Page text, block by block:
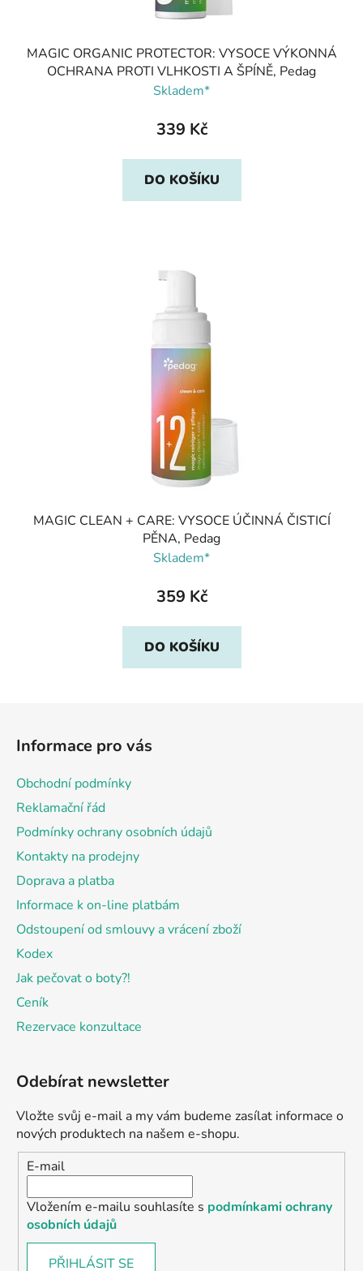
MAGIC ORGANIC PROTECTOR: VYSOCE VÝKONNÁ
OCHRANA PROTI VLHKOSTI A ŠPÍNĚ, Pedag
Skladem*
339 Kč
DO KOŠÍKU
MAGIC CLEAN + CARE: VYSOCE ÚČINNÁ ČISTICÍ
PĚNA, Pedag
Skladem*
359 Kč
DO KOŠÍKU
Informace pro vás
Obchodní podmínky
Reklamační řád
Podmínky ochrany osobních údajů
Kontakty na prodejny
Doprava a platba
Informace k on-line platbám
Odstoupení od smlouvy a vrácení zboží
Kodex
Jak pečovat o boty?!
Ceník
Rezervace konzultace
Odebírat newsletter
Vložte svůj e-mail a my vám budeme zasílat informace o
nových produktech na našem e-shopu.
E-mail
Vložením e-mailu souhlasíte s podmínkami ochrany
osobních údajů
PŘIHLÁSIT SE